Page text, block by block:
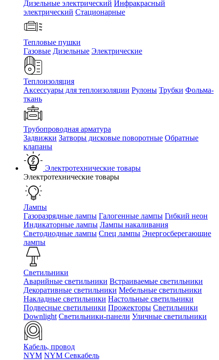
Дизельные электрический Инфракрасный
электрический Стационарные
Тепловые пушки
Газовые Дизельные Электрические
Теплоизоляция
Аксессуары для теплоизоляции Рулоны Трубки Фольма-
ткань
Трубопроводная арматура
Задвижки Затворы дисковые поворотные Обратные
клапаны
Электротехнические товары
Электротехнические товары
Лампы
Газоразрядные лампы Галогенные лампы Гибкий неон
Индикаторные лампы Лампы накаливания
Светодиодные лампы Спец лампы Энергосберегающие
лампы
Светильники
Аварийные светильники Встраиваемые светильники
Декоративные светильники Мебельные светильники
Накладные светильники Настольные светильники
Подвесные светильники Прожекторы Светильники
Downlight Светильники-панели Уличные светильники
Кабель, провод
NYM NYM Севкабель